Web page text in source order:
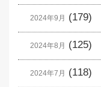
2024年9月 (179)
2024年8月 (125)
2024年7月 (118)